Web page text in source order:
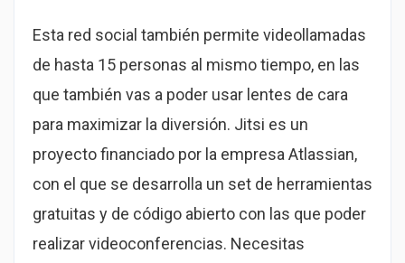
Esta red social también permite videollamadas
de hasta 15 personas al mismo tiempo, en las
que también vas a poder usar lentes de cara
para maximizar la diversión. Jitsi es un
proyecto financiado por la empresa Atlassian,
con el que se desarrolla un set de herramientas
gratuitas y de código abierto con las que poder
realizar videoconferencias. Necesitas